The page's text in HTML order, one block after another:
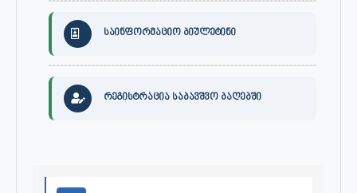
საინფორმაციო ბიულეტინი
რეგისტრაცია საბავშვო ბაღებში